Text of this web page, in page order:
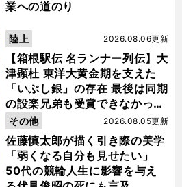
業への道のり
【箱根駅伝 名ランナー列伝】大
津顕杜 東洋大黄金期を支えた
「いぶし銀」の存在 最後は同期
の設楽兄弟も受賞できなかった
金栗杯に輝く
2026.08.06更新
陸上
佐藤慎太郎が描く引き際の美学
「弱くなる自分も見せたい」
50代の競輪人生に影響を与え
2026.08.05更新
その他